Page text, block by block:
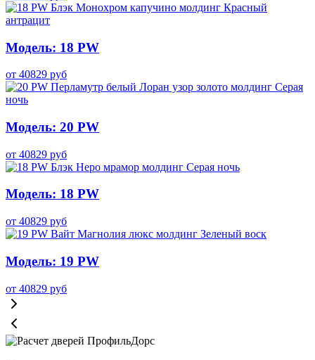
Модель: 18 PW
от 40829 руб
Модель: 20 PW
от 40829 руб
Модель: 18 PW
от 40829 руб
Модель: 19 PW
от 40829 руб